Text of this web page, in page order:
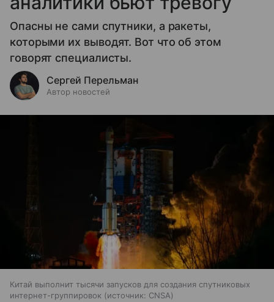
Опасны не сами спутники, а ракеты,
которыми их выводят. Вот что об этом
говорят специалисты.
Сергей Перельман
Автор новостей
Китай выполнит тысячи запусков для создания спутниковых
интернет-группировок
источник: CNSA